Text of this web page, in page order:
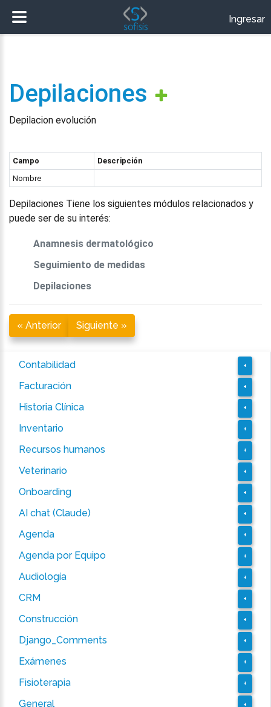
Depilaciones
Depilacion evolución
Campo
Descripción
Nombre
Depilaciones Tiene los siguientes módulos relacionados y
puede ser de su interés:
Anamnesis dermatológico
Seguimiento de medidas
Depilaciones
« Anterior Siguiente »
Contabilidad +
Facturación +
Historia Clínica +
Inventario +
Recursos humanos +
Veterinario +
Onboarding +
AI chat (Claude) +
Agenda +
Agenda por Equipo +
Audiología +
CRM +
Construcción +
Django_Comments +
Exámenes +
Fisioterapia +
General +
Ingresar